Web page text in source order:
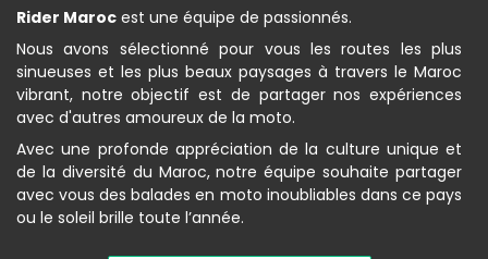
Rider Maroc est une équipe de passionnés.
Nous avons sélectionné pour vous les routes les plus
sinueuses et les plus beaux paysages à travers le Maroc
vibrant, notre objectif est de partager nos expériences
avec d'autres amoureux de la moto.
Avec une profonde appréciation de la culture unique et
de la diversité du Maroc, notre équipe souhaite partager
avec vous des balades en moto inoubliables dans ce pays
ou le soleil brille toute l’année.